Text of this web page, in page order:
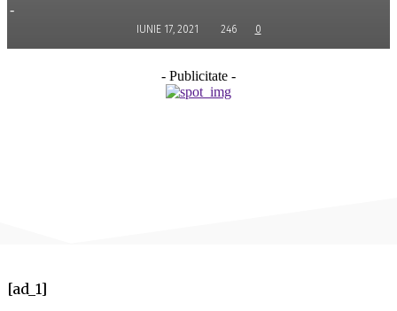
-
IUNIE 17, 2021 246 0
- Publicitate -
[ad_1]